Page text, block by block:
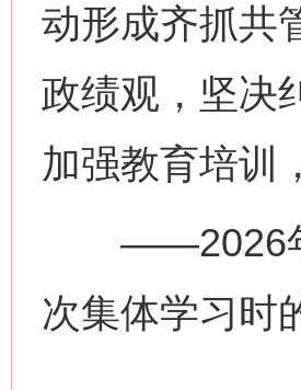
动形成齐抓共
政绩观，坚决
加强教育培训
——2026年4
次集体学习时
网上购药对药下症？
这是一记警钟！